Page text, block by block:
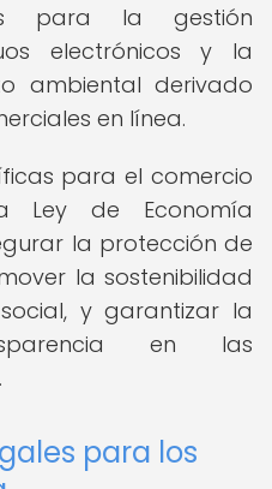
para la gestión
electrónicos y la
ambiental derivado
en línea.
para el comercio
Ley de Economía
la protección de
la sostenibilidad
y garantizar la
en las
para los